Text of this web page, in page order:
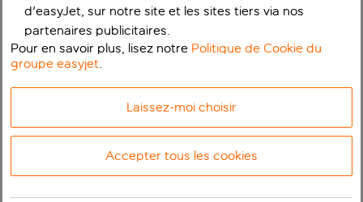
d'easyJet, sur notre site et les sites tiers via nos
partenaires publicitaires.
Pour en savoir plus, lisez notre Politique de Cookie du
groupe easyjet.
Laissez-moi choisir
Accepter tous les cookies